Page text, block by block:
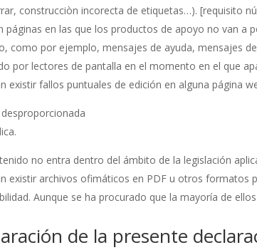
construcciòn incorecta de etiquetas…). [requisito
páginas en las que los productos de apoyo no van
como por ejemplo, mensajes de ayuda, mensajes
por lectores de pantalla en el momento en el que
existir fallos puntuales de edición en alguna página
desproporcionada
no entra dentro del ámbito de la legislación
existir archivos ofimáticos en PDF u otros formatos
Aunque se ha procurado que la mayoría de
de la presente